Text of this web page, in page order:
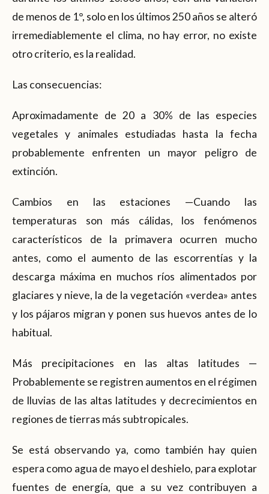
de menos de 1°, solo en los últimos 250 años se alteró
irremediablemente el clima, no hay error, no existe
otro criterio, es la realidad.
Las consecuencias:
Aproximadamente de 20 a 30% de las especies
vegetales y animales estudiadas hasta la fecha
probablemente enfrenten un mayor peligro de
extinción.
Cambios en las estaciones —Cuando las
temperaturas son más cálidas, los fenómenos
característicos de la primavera ocurren mucho
antes, como el aumento de las escorrentías y la
descarga máxima en muchos ríos alimentados por
glaciares y nieve, la de la vegetación «verdea» antes
y los pájaros migran y ponen sus huevos antes de lo
habitual.
Más precipitaciones en las altas latitudes —
Probablemente se registren aumentos en el régimen
de lluvias de las altas latitudes y decrecimientos en
regiones de tierras más subtropicales.
Se está observando ya, como también hay quien
espera como agua de mayo el deshielo, para explotar
fuentes de energía, que a su vez contribuyen a